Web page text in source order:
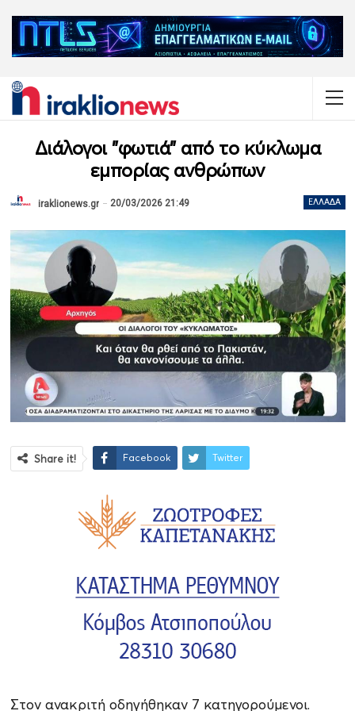
Διάλογοι "φωτιά" από το κύκλωμα
εμπορίας ανθρώπων
ΕΛΛΆΔΑ
iraklionews.gr 20/03/2026 21:49
Share it! Facebook Twitter
Στον ανακριτή οδηγήθηκαν 7 κατηγορούμενοι.